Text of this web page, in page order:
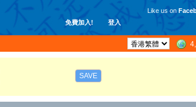
免費加入! 登入
Like us on
SAVE